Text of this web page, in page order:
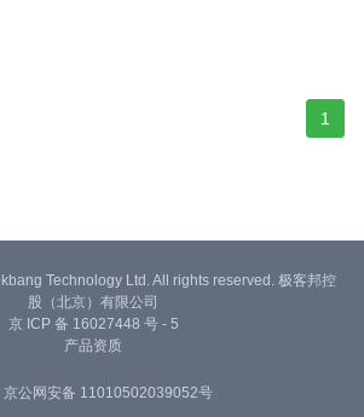
1
Technology Ltd. All rights reserved. 极客邦控
股（北京）有限公司
京 ICP 备 16027448 号 - 5
产品资质
京公网安备 11010502039052号